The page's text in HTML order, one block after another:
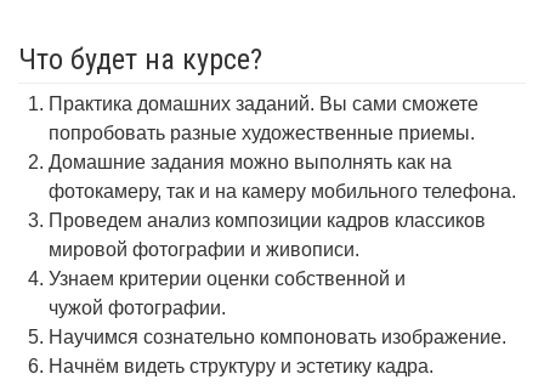
Что будет на курсе?
Практика домашних заданий. Вы сами сможете
попробовать разные художественные приемы.
Домашние задания можно выполнять как на
фотокамеру, так и на камеру мобильного телефона.
Проведем анализ композиции кадров классиков
мировой фотографии и живописи.
Узнаем критерии оценки собственной и
чужой фотографии.
Научимся сознательно компоновать изображение.
Начнём видеть структуру и эстетику кадра.